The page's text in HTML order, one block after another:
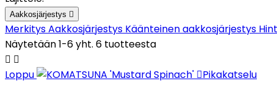
Aakkosjärjestys 
MerkitysAakkosjärjestys Käänteinen aakkosjärjestys
Näytetään 1-6 yht. 6 tuotteesta
 
Loppu
Pikakatselu